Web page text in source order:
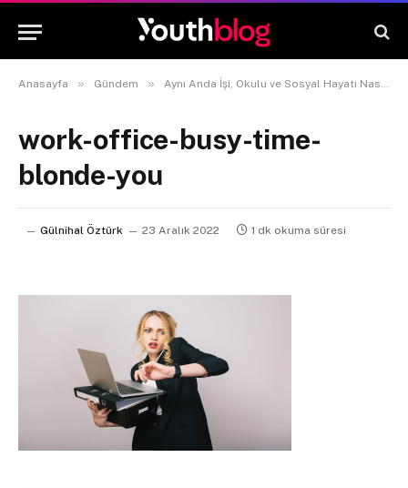
Anasayfa » Gündem » Aynı Anda İşi, Okulu ve Sosyal Hayatı Nasıl Yönetebiliriz?
work-office-busy-time-
blonde-you
Gülnihal Öztürk 23 Aralık 2022 1 dk okuma süresi